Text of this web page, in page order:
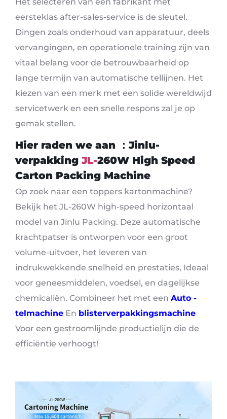
eersteklas after-sales-service is de sleutel.
Dingen zoals onderhoud van apparatuur, deels
vervangingen, en operationele training zijn van
vitaal belang voor de betrouwbaarheid op
lange termijn van automatische tellijnen. Het
kiezen van een merk met een solide wereldwijd
servicetwerk en een snelle respons zal je op
gemak stellen.
Hier raden we aan
：Jinlu-
verpakkingJL-260W High Speed ​​
Carton Packing Machine
Op zoek naar een toppers kartonmachine?
Bekijk het JL-260W high-speed horizontaal
model van Jinlu Packing. Deze automatische
krachtpatser is ontworpen voor een groot
volume-uitvoer, het leveren van
indrukwekkende snelheid en prestaties, Ideaal
voor geneesmiddelen, voedsel, en dagelijkse
chemicaliën. Combineer het met een Auto -
telmachine En blisterverpakkingsmachine
Voor een gestroomlijnde productielijn die de
efficiëntie verhoogt!